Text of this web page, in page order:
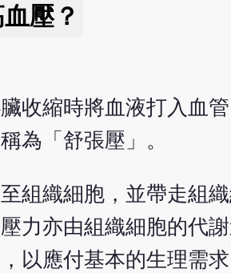
壓？
收縮時將血液打入血
為「舒張壓」。
組織細胞，並帶走組
力亦由組織細胞的代
以應付基本的生理需